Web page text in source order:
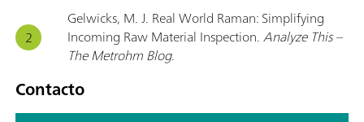
Gelwicks, M. J. Real World Raman: Simplifying
Incoming Raw Material Inspection.Analyze This –
The Metrohm Blog.
Contacto